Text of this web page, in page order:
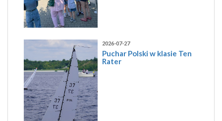
2026-07-27
Puchar Polski w klasie Ten
Rater